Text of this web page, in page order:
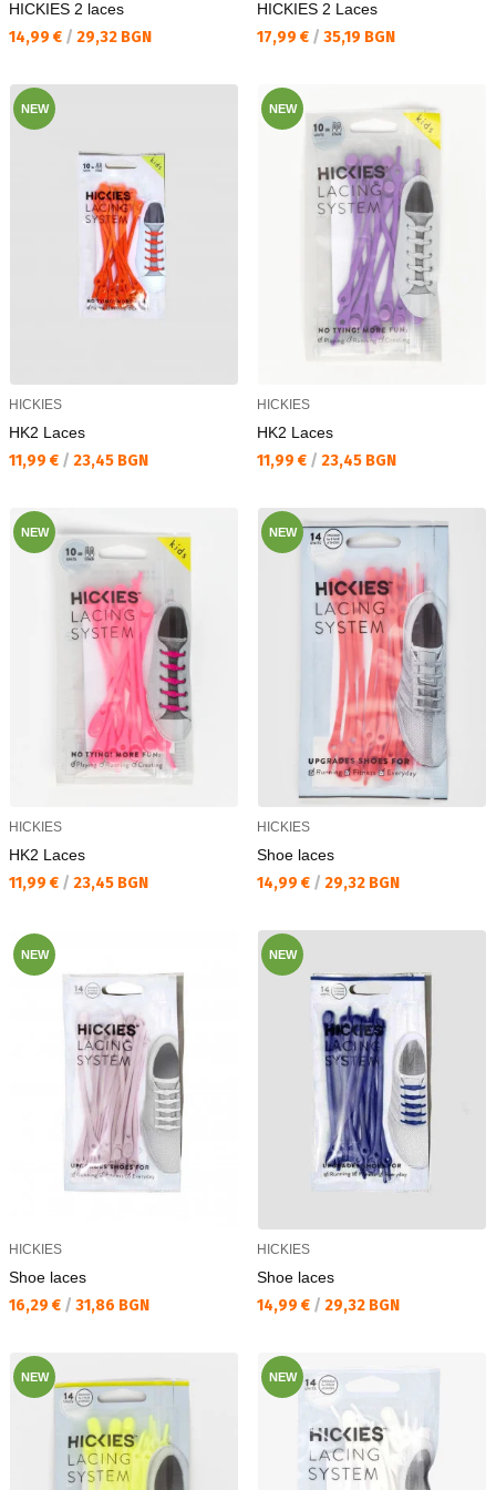
HICKIES 2 laces
Текуща цена:
14,99 € / 29,32 BGN
HICKIES 2 Laces
Текуща цена:
17,99 € / 35,19 BGN
NEW
HICKIES
HK2 Laces
Текуща цена:
11,99 € / 23,45 BGN
NEW
HICKIES
HK2 Laces
Текуща цена:
11,99 € / 23,45 BGN
NEW
HICKIES
HK2 Laces
Текуща цена:
11,99 € / 23,45 BGN
NEW
HICKIES
Shoe laces
Текуща цена:
14,99 € / 29,32 BGN
NEW
HICKIES
Shoe laces
Текуща цена:
16,29 € / 31,86 BGN
NEW
HICKIES
Shoe laces
Текуща цена:
14,99 € / 29,32 BGN
NEW NEW